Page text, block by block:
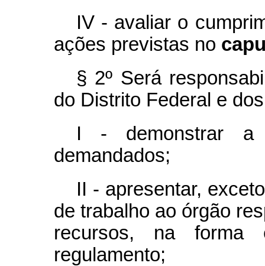
IV - avaliar o
ações previstas no
§ 2º Será
do Distrito Federal e
I - demonstrar a
demandados;
II - apresentar,
de trabalho ao órgão
recursos, na
regulamento;